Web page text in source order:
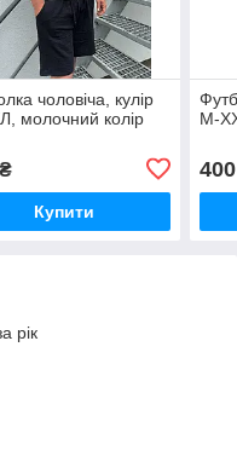
чоловіча, кулір
молочний колір
Купити
М-
400
рік